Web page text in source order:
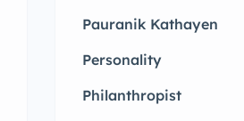
Pauranik Kathayen
Personality
Philanthropist